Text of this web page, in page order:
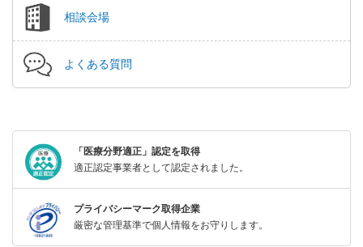
相談会場
よくある質問
「医療分野適正」認定を取得
適正認定事業者として認定されました。
プライバシーマーク取得企業
厳密な管理基準で個人情報をお守りします。